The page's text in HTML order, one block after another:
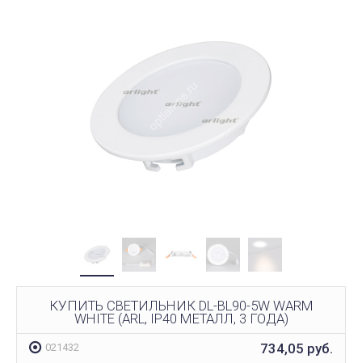
КУПИТЬ СВЕТИЛЬНИК DL-BL90-5W WARM
WHITE (ARL, IP40 МЕТАЛЛ, 3 ГОДА)
021432 734,05 руб.